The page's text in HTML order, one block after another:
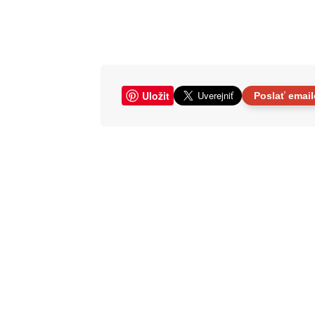
Uložit Poslať